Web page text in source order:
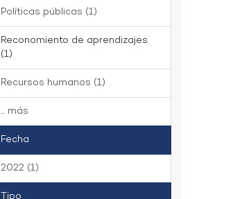
Políticas públicas (1)
Reconomiento de aprendizajes
(1)
Recursos humanos (1)
... más
Fecha
2022 (1)